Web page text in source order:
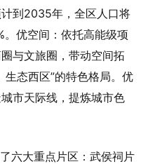
到2035年，全区人口将
优空间：依托高能级项
与文旅圈，带动空间拓
生态西区”的特色格局。优
市天际线，提炼城市色
六大重点片区：武侯祠片